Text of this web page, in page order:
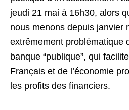
jeudi 21 mai à 16h30, alors
nous menons depuis janvier
extrêmement problématique
banque “publique”, qui
Français et de l’économie
les profits des financiers.